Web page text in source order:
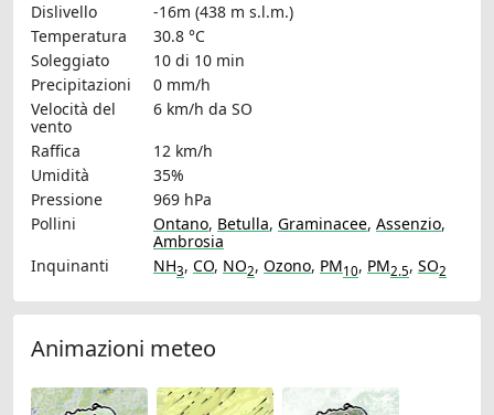
Dislivello
-16m (438 m s.l.m.)
Temperatura
30.8 °C
Soleggiato
10 di 10 min
Precipitazioni
0 mm/h
Velocità del
vento
6 km/h da SO
Raffica
12 km/h
Umidità
35%
Pressione
969 hPa
Pollini
Ontano, Betulla, Graminacee, Assenzio,
Ambrosia
Inquinanti
NH3, CO, NO2, Ozono, PM10, PM2.5, SO2
Animazioni meteo